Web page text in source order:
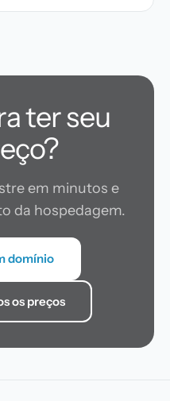
ter seu
em minutos e
da hospedagem.
domínio
os preços